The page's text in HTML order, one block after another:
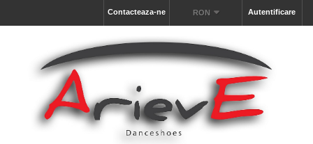
Autentificare
RON
Contacteaza-ne